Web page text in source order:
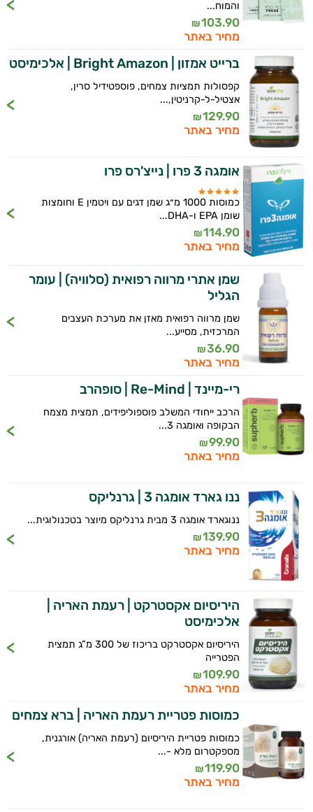
והמוח...
103.90
₪
מחיר באתר
ברייט אמזון | Bright Amazon | אלכימיסט
קפסולות תמציות צמחים, פוספטידיל סרין,
אצטיל-ל-קרניטין,...
129.90
₪
מחיר באתר
אומגה 3 פרו | נייצ'רס פרו
כמוסות 1000 מ״ג שמן דגים עם ויטמין E וחומצות
שומן EPA ו-DHA...
114.90
₪
מחיר באתר
שמן אתרי מרווה רפואית (סלוויה) | עומר
הגליל
שמן מרווה רפואית מאזן את מערכת העצבים
המרכזית, מסייע...
36.90
₪
מחיר באתר
רי-מיינד | Re-Mind | סופהרב
הרכב ייחודי המשלב פוספוליפידים, תמצית מצמח
הבקופה ואומגה 3...
99.90
₪
מחיר באתר
ננו גארד אומגה 3 | גרנליקס
ננוגארד אומגה 3 מבית גרנליקס מיוצר בטכנולוגית...
139.90
₪
מחיר באתר
היריסיום אקסטרקט | רעמת האריה |
אלכימיסט
היריסיום אקסטרקט בריכוז של 300 מ”ג תמצית
הפטרייה
109.90
₪
מחיר באתר
כמוסות פטריית רעמת האריה | ברא צמחים
כמוסות פטריית היריסיום (רעמת האריה) אורגנית,
מספקטרום מלא -...
119.90
₪
מחיר באתר
היי,
אני יועץ הבריאות האישי AI של טבע בריא.
התשובות שלי מבוססות על מאגרי מידע קליניים
וספרות מקצועית בתחומי הרפואה הטבעית
ותזונת הספורט.
אני כאן כדי לעזור לך להתאים את תוספי
התזונה ומוצרי הבריאות המדויקים למטרות
ולמצב הגופני שלך, ולהסביר לך אילו רכיבים
עובדים יחד כדי למקסם תוצאות גם בחיי היום
יום וגם בתחום הכושר והספורט.
המטרה שלי היא להתאים עבורך המלצות
אישיות מבוססות מדעית.